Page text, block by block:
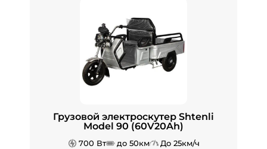
Грузовой электроскутер Shtenli
Model 90 (60V20Ah)
700 Вт до 50км До 25км/ч